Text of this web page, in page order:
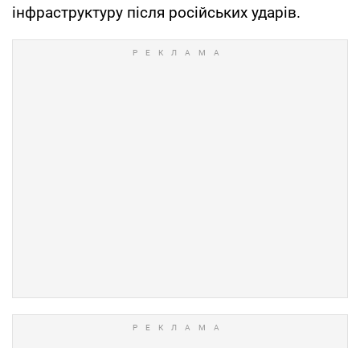
інфраструктуру після російських ударів.